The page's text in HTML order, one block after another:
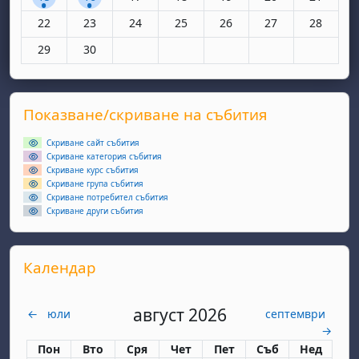
Няма събития, понеделник, 22 юни
22 Няма събития, вторник, 23 юни
23 Няма събития, сряда, 24 юни
24 Няма събития, четвъртък, 25 юни
25 Няма събития, петък, 26
26 Няма събития,
27 Няма
28
Няма събития, понеделник, 29 юни
29 Няма събития, вторник, 30 юни
30
Supplementary blocks
Прескочи Показване/скриване на събития
Показване/скриване на събития
Скриване сайт събития
Скриване категория събития
Скриване курс събития
Скриване група събития
Скриване потребител събития
Скриване други събития
Прескочи Календар
Календар
← юли август 2026
септември
→
Понеделник
Пон вторник
Вто сряда
Сря четвъртък
Чет петък
Пет събота
Съб неделя
Нед